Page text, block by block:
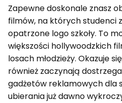
Zapewne doskonale znasz
filmów, na których studenci
opatrzone logo szkoły. To
większości hollywoodzkich
losach młodzieży. Okazuje
również zaczynają
gadżetów reklamowych dla
ubierania już dawno